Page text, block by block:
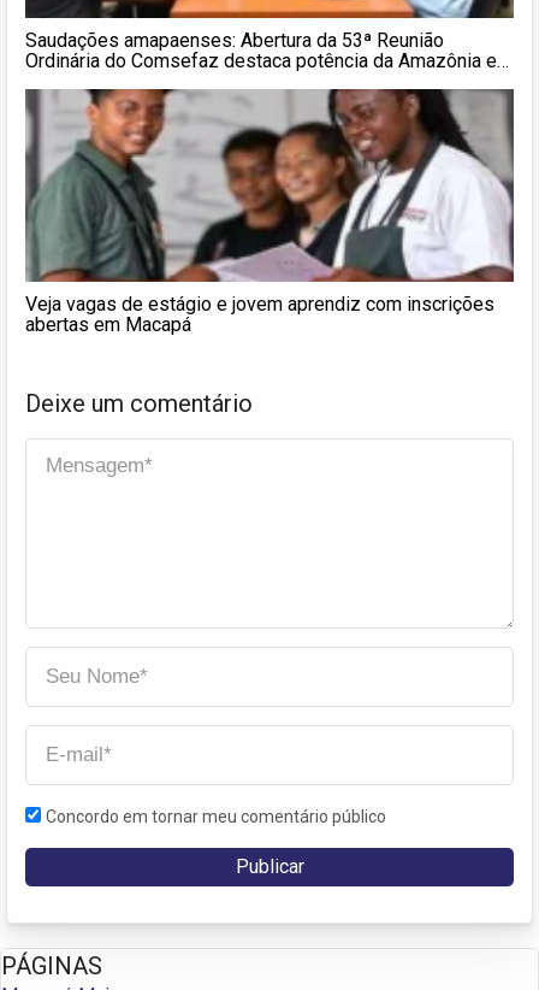
Saudações amapaenses: Abertura da 53ª Reunião
Ordinária do Comsefaz destaca potência da Amazônia e
Veja vagas de estágio e jovem aprendiz com inscrições
abertas em Macapá
Deixe um comentário
Concordo em tornar meu comentário público
PÁGINAS